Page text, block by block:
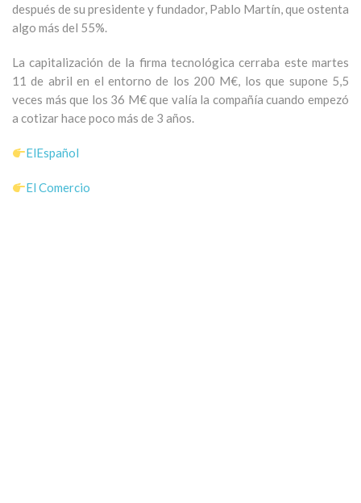
después de su presidente y fundador, Pablo Martín, que ostenta
algo más del 55%.
La capitalización de la firma tecnológica cerraba este martes
11 de abril en el entorno de los 200 M€, los que supone 5,5
veces más que los 36 M€ que valía la compañía cuando empezó
a cotizar hace poco más de 3 años.
ElEspañol
El Comercio